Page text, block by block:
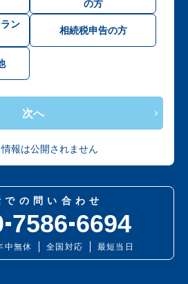
の方
ン
相続税申告の方
次へ
情報は公開されません
での問い合わせ
7586 6694
中無休 全国対応 最短当日